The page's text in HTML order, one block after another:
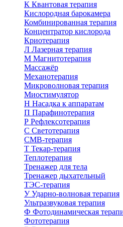
К Квантовая терапия
Кислородная барокамера
Комбинированная терапия
Концентратор кислорода
Криотерапия
Л Лазерная терапия
М Магнитотерапия
Массажёр
Механотерапия
Микроволновая терапия
Миостимулятор
Н Насадка к аппаратам
П Парафинотерапия
Р Рефлексотерапия
С Светотерапия
СМВ-терапия
Т Текар-терапия
Теплотерапия
Тренажер для тела
Тренажер дыхательный
ТЭС-терапия
УУдарно-волновая терапия
Ультразвуковая терапия
Ф Фотодинамическая
Фототерапия